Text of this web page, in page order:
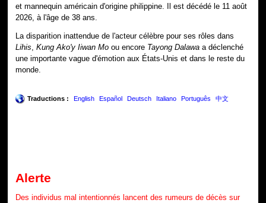
et mannequin américain d'origine philippine. Il est décédé le 11 août
2026, à l'âge de 38 ans.
La disparition inattendue de l'acteur célèbre pour ses rôles dans
Lihis,Kung Ako'y Iiwan Mo ou encore Tayong Dalawa a déclenché
une importante vague d'émotion aux États-Unis et dans le reste du
monde.
Traductions : English Español Deutsch Italiano Português 中文
Alerte
Des individus mal intentionnés lancent des rumeurs de décès sur